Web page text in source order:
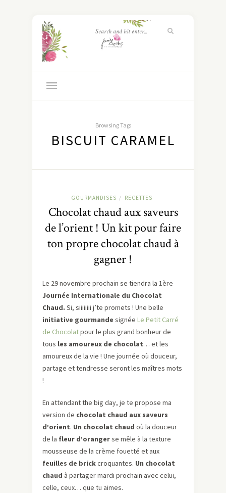
Browsing Tag:
BISCUIT CARAMEL
GOURMANDISES / RECETTES
Chocolat chaud aux saveurs
de l’orient ! Un kit pour faire
ton propre chocolat chaud à
gagner !
Le 29 novembre prochain se tiendra la 1ère
Journée Internationale du Chocolat
Chaud. Si, siiiiiiii j’te promets ! Une belle
initiative gourmande signée Le Petit Carré
de Chocolatpour le plus grand bonheur de
tous les amoureux de chocolat… et les
amoureux de la vie ! Une journée où douceur,
partage et tendresse seront les maîtres mots
!
En attendant the big day, je te propose ma
version de chocolat chaud aux saveurs
d’orient. Un chocolat chaud où la douceur
de la fleur d’orangerse mêle à la texture
mousseuse de la crème fouetté et aux
feuilles de brickcroquantes. Un chocolat
chaud à partager mardi prochain avec celui,
celle, ceux… que tu aimes.